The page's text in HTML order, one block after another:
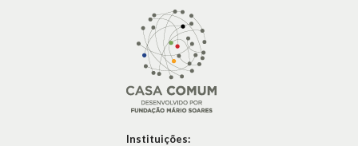
Instituições: